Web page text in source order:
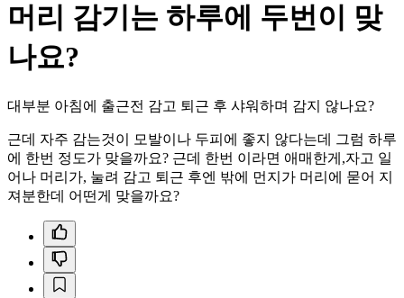
머리 감기는 하루에 두번이 맞
나요?
대부분 아침에 출근전 감고 퇴근 후 샤워하며 감지 않나요?
근데 자주 감는것이 모발이나 두피에 좋지 않다는데 그럼 하루
에 한번 정도가 맞을까요? 근데 한번 이라면 애매한게,자고 일
어나 머리가, 눌려 감고 퇴근 후엔 밖에 먼지가 머리에 묻어 지
져분한데 어떤게 맞을까요?